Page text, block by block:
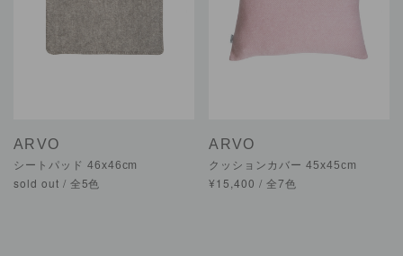
ARVO
シートパッド 46x46cm
sold out / 全5色
ARVO
クッションカバー 45x45cm
¥15,400 / 全7色